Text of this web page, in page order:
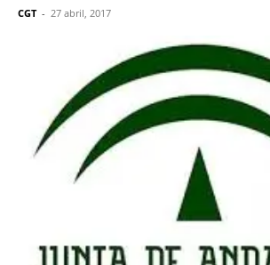
CGT - 27 abril, 2017